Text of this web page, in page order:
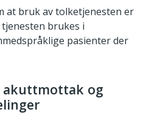
at bruk av tolketjenesten er
brukes i
pasienter der
akuttmottak og